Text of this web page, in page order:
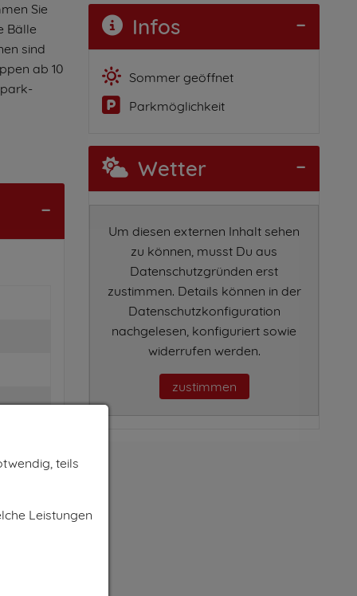
Sie
Bälle
sind
ab 10
Infos
Sommer geöffnet
Parkmöglichkeit
Wetter
Um diesen externen Inhalt sehen
zu können, musst Du aus
Datenschutzgründen erst
zustimmen. Details können in der
Datenschutzkonfiguration
nachgelesen, konfiguriert sowie
widerrufen werden.
zustimmen
teils
Leistungen